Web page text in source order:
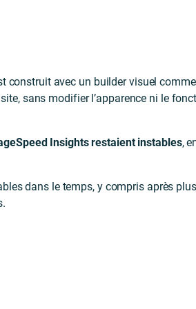
construit avec un builder visuel comme
sans modifier l’apparence ni le
Insights restaient instables,
dans le temps, y compris après